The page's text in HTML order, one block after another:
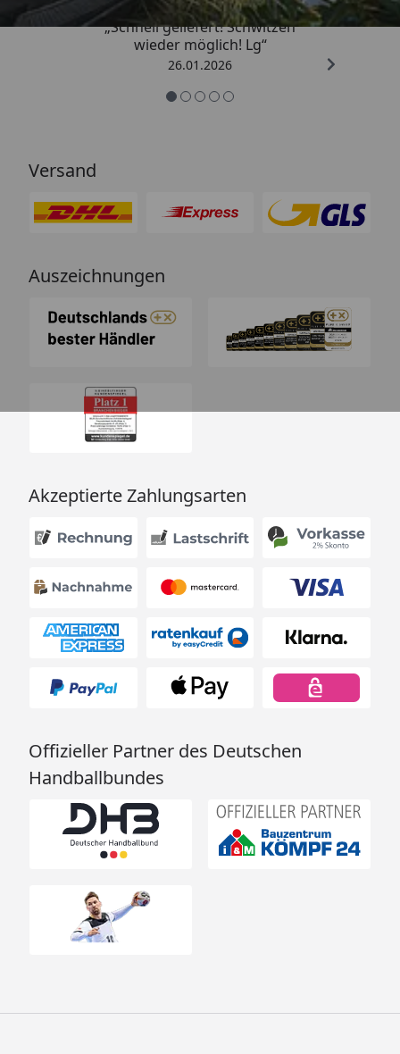
„Schnell geliefert! Schwitzen
wieder möglich! Lg“
26.01.2026
Versand
Auszeichnungen
Akzeptierte Zahlungsarten
Offizieller Partner des Deutschen
Handballbundes